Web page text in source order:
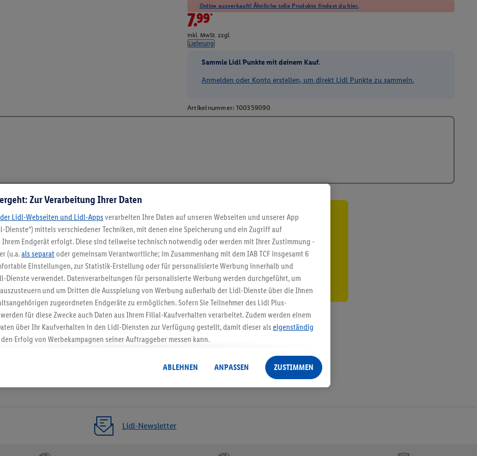
Online ausverkauft! Ähnliche tolle Produkte findest du hier.
7.99*
inkl. MwSt. zzgl.
Lieferung
Sammle Lidl Punkte mit deinem Kauf.
Anmelden oder Konto erstellen, um direkt Lidl Punkte zu sammeln.
Artikelnummer: 100359090
5.95 € Versand sparen³²ᵃ
Jetzt zum Newsletter anmelden
Gutschein sichern!
Lidl-Newsletter
Zur Verarbeitung Ihrer Daten
Lidl-Webseiten und Lidl-Apps verarbeiten Ihre Daten auf unseren Webseiten und unserer App
Dienste“) mittels verschiedener Techniken, mit denen eine Speicherung und ein Zugriff auf
Endgerät erfolgt. Diese sind teilweise technisch notwendig oder werden mit Ihrer Zustimmung -
(u.a.als separat oder gemeinsam Verantwortliche; im Zusammenhang mit dem IAB TCF insgesamt 6
Einstellungen, zur Statistik-Erstellung oder für personalisierte Werbung innerhalb und
Dienste verwendet. Datenverarbeitungen für personalisierte Werbung werden durchgeführt, um
und um Dritten die Ausspielung von Werbung außerhalb der Lidl-Dienste über die Ihnen
zugeordneten Endgeräte zu ermöglichen. Sofern Sie Teilnehmer des Lidl Plus-
für diese Zwecke auch Daten aus Ihrem Filial-Kaufverhalten verarbeitet. Zudem werden einem
über Ihr Kaufverhalten in den Lidl-Diensten zur Verfügung gestellt, damit dieser als eigenständig
den Erfolg von Werbekampagnen seiner Auftraggeber messen kann.
Dies umfasst die Zusammenführung von Daten (z.B. über Ihre Nutzung der Lidl-Dienste, Ihr
den Lidl-Diensten, Informationen aus Ihrem Kundenkonto - z.B. Alter oder Geschlecht - sowie Ihre
auch über verschiedene Endgeräte und Lidl-Dienste hinweg einschließlich dem Speichern von
Werbung, zur Zielgruppenforschung, zur Entwicklung von Angeboten sowie zur technischen
dieser Werbeausspielungen.
ABLEHNEN ANPASSEN ZUSTIMMEN